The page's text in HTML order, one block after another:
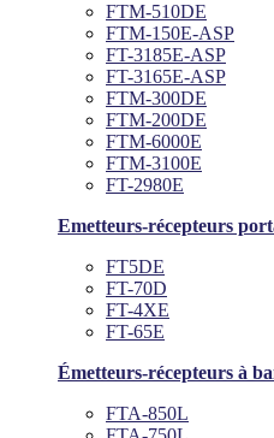
FTM-510DE
FTM-150E-ASP
FT-3185E-ASP
FT-3165E-ASP
FTM-300DE
FTM-200DE
FTM-6000E
FTM-3100E
FT-2980E
Emetteurs-récepteurs
FT5DE
FT-70D
FT-4XE
FT-65E
Émetteurs-récepteurs à
FTA-850L